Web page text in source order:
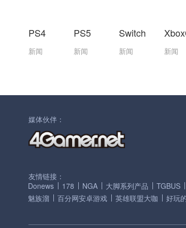
PS4
新闻
PS5
新闻
Switch
新闻 新闻
媒体伙伴：
友情链接：
Donews
178 NGA 大脚系列产品 TGBUS
魅族溜
百分网安卓游戏 英雄联盟大咖 好玩